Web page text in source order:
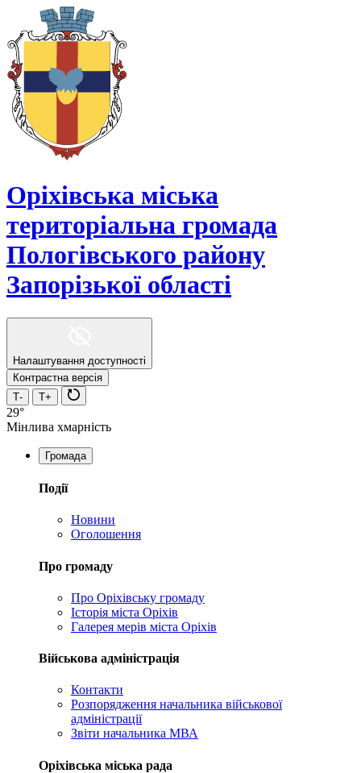
Оріхівська міська
територіальна громада
Пологівського району
Запорізької області
Налаштування доступності
Контрастна версія
Т-
Т+
29°
Мінлива хмарність
Громада
Події
Новини
Оголошення
Про громаду
Про Оріхівську громаду
Історія міста Оріхів
Галерея мерів міста Оріхів
Військова адміністрація
Контакти
Розпорядження начальника військової
адміністрації
Звіти начальника МВА
Оріхівська міська рада